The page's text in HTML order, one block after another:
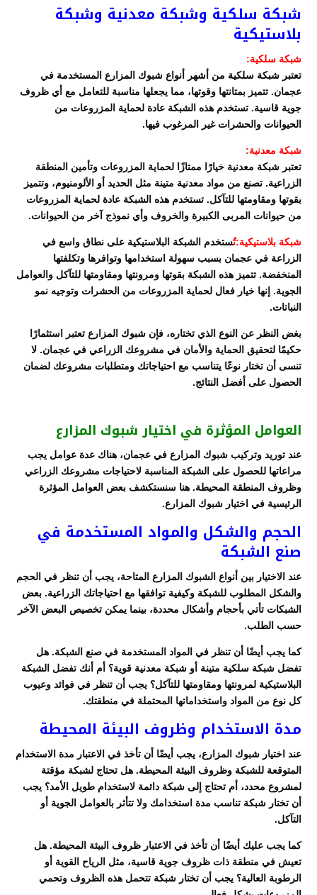
شبكة سلكية وشبكة معدنية وشبكة
بلاستيكية
شبكة سلكية:
تعتبر شبكة سلكية من أشهر أنواع شبوك المزارع المستخدمة في
عجمان. تتميز بمتانتها وقوتها، مما يجعلها مناسبة للتعامل مع أي ظروف
جوية قاسية. تستخدم هذه الشبكة عادة لحماية المزروعات من
الحيوانات والحشرات غير المرغوب فيها.
شبكة معدنية:
تعتبر شبكة معدنية خيارًا ممتازًا لحماية المزروعات وتأمين المنطقة
الزراعية. تصنع من مواد معدنية متينة مثل الحديد أو الألومنيوم، وتتميز
بقوتها ومقاومتها للتآكل. تستخدم هذه الشبكة عادة لحماية المزروعات
من حيوانات المربى الكبيرة والخروف وأي نموذج آخر من الحيوانات.
شبكة بلاستيكية:تُستخدم الشبكة البلاستيكية على نطاق واسع في
الزراعة في عجمان بسبب سهولة استخدامها وتوافرها وتكلفتها
المنخفضة. تتميز هذه الشبكة بقوتها ومرونتها ومقاومتها للتآكل والعوامل
الجوية. إنها خيار فعال لحماية المزروعات من الحشرات وتوجيه نمو
النباتات.
بغض النظر عن النوع الذي تختاره، فإن شبوك المزارع تعتبر استثمارًا
حكيمًا لتحقيق الحماية والأمان في مشروعك الزراعي في عجمان. لا
تنسى أن تختار نوعًا يتناسب مع احتياجاتك ومتطلبات مشروعك لضمان
الحصول على أفضل النتائج.
العوامل المؤثرة في اختيار شبوك المزارع
عند توريد وتركيب شبوك المزارع في عجمان، هناك عدة عوامل يجب
مراعاتها للحصول على الشبكة المناسبة لاحتياجات مشروعك الزراعي
وظروف المنطقة المحيطة. هنا سنستكشف بعض العوامل المؤثرة
الرئيسية في اختيار شبوك المزارع.
الحجم والشكل والمواد المستخدمة في
صنع الشبكة
عند الاختيار بين أنواع الشبوك المزارع المتاحة، يجب أن تنظر في الحجم
والشكل المطلوب للشبكة وكيفية توافقها مع احتياجاتك الزراعية. بعض
الشبكات تأتي بأحجام وأشكال محددة، بينما يمكن تخصيص البعض الآخر
حسب الطلب.
كما يجب أيضًا أن تنظر في المواد المستخدمة في صنع الشبكة. هل
تفضل شبكة سلكية متينة أو شبكة معدنية قوية؟ أم أنك تفضل الشبكة
البلاستيكية لمرونتها ومقاومتها للتآكل؟ يجب أن تنظر في فوائد وعيوب
كل نوع من المواد واستخداماتها المحتملة في منطقتك.
مدة الاستخدام وظروف البيئة المحيطة
عند اختيار شبوك المزارع، يجب أيضًا أن تأخذ في الاعتبار مدة الاستخدام
المتوقعة للشبكة وظروف البيئة المحيطة. هل تحتاج لشبكة مؤقتة
لمشروع محدد، أم تحتاج إلى شبكة دائمة لاستخدام طويل الأمد؟ يجب
أن تختار شبكة تناسب مدة استخدامك ولا تتأثر بالعوامل الجوية أو
التآكل.
كما يجب عليك أيضًا أن تأخذ في الاعتبار ظروف البيئة المحيطة. هل
تعيش في منطقة ذات ظروف جوية قاسية، مثل الرياح القوية أو
الرطوبة العالية؟ يجب أن تختار شبكة تتحمل هذه الظروف وتحمي